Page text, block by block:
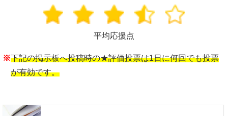
平均応援点
※下記の掲示板へ投稿時の★評価投票は1日に何回でも投票
が有効です。